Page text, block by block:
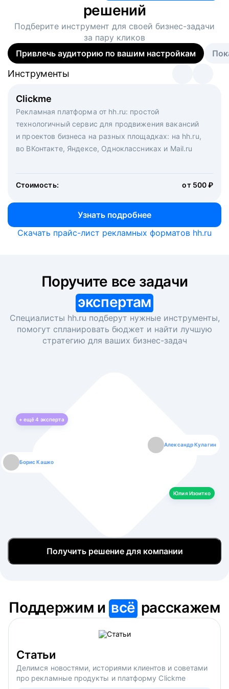
решений
Подберите инструмент для своей бизнес-задачи
за пару кликов
Привлечь аудиторию по вашим настройкам
Clickme
Рекламная платформа от hh.ru: простой
технологичный сервис для продвижения вакансий
и проектов бизнеса на разных площадках: на hh.ru,
во ВКонтакте, Яндексе, Одноклассниках и Mail.ru
Стоимость: от 500 ₽
Узнать подробнее
Инструменты
Вакансия дня
Рекламный формат для вакансий на главной странице
hh.ru. Увеличивает количество откликов
Инструменты
Массовый подбор под ключ. Решите, сколько
кандидатов и когда вам нужно, и за дело возьмутся
маркетологи, рекрутеры и проектные менеджеры
hh.ru с целым набором digital-инструментов
Инструменты
Скачать прайс-лист рекламных форматов hh.ru
экспертам
Специалисты hh.ru подберут нужные инструменты,
помогут спланировать бюджет и найти лучшую
стратегию для ваших бизнес-задач
+ ещё4 эксперта
Борис Кашко
Александр Кулагин
Юлия Изоитко
Юлия Изоитко
Даниил Макаров
Александр Кулагин
Екатерина Лазаренко
Даниил Макаров
Борис Кашко
Екатерина Лазаренко
Юлия Изоитко
Получить решение для компании
Поддержим ивсё расскажем
Статьи
Делимся новостями, историями клиентов и советами
про рекламные продукты и платформу Clickme